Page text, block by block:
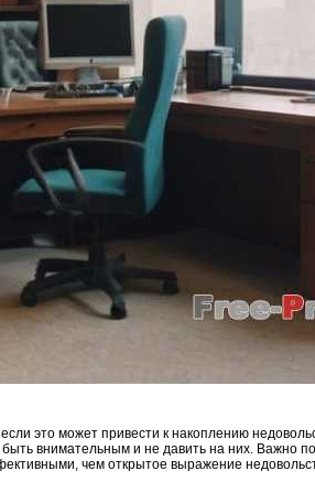
это может привести к накоплению
внимательным и не давить на них. Важно
чем открытое выражение